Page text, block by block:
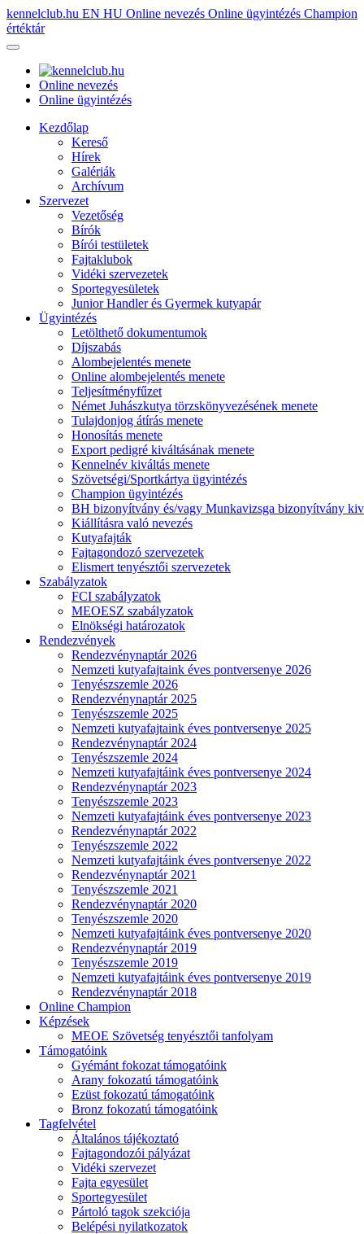
kennelclub.hu EN HU Online nevezés Online ügyintézés Champion
értéktár
Online nevezés
Online ügyintézés
Kezdőlap
Kereső
Hírek
Galériák
Archívum
Szervezet
Vezetőség
Bírók
Bírói testületek
Fajtaklubok
Vidéki szervezetek
Sportegyesületek
Junior Handler és Gyermek kutyapár
Ügyintézés
Letölthető dokumentumok
Díjszabás
Alombejelentés menete
Online alombejelentés menete
Teljesítményfűzet
Német Juhászkutya törzskönyvezésének menete
Tulajdonjog átírás menete
Honosítás menete
Export pedigré kiváltásának menete
Kennelnév kiváltás menete
Szövetségi/Sportkártya ügyintézés
Champion ügyintézés
BH bizonyítvány és/vagy Munkavizsga bizonyítvány
Kiállításra való nevezés
Kutyafajták
Fajtagondozó szervezetek
Elismert tenyésztői szervezetek
Szabályzatok
FCI szabályzatok
MEOESZ szabályzatok
Elnökségi határozatok
Rendezvények
Rendezvénynaptár 2026
Nemzeti kutyafajtaink éves pontversenye 2026
Tenyészszemle 2026
Rendezvénynaptár 2025
Tenyészszemle 2025
Nemzeti kutyafajtaink éves pontversenye 2025
Rendezvénynaptár 2024
Tenyészszemle 2024
Nemzeti kutyafajtáink éves pontversenye 2024
Rendezvénynaptár 2023
Tenyészszemle 2023
Nemzeti kutyafajtáink éves pontversenye 2023
Rendezvénynaptár 2022
Tenyészszemle 2022
Nemzeti kutyafajtáink éves pontversenye 2022
Rendezvénynaptár 2021
Tenyészszemle 2021
Rendezvénynaptár 2020
Tenyészszemle 2020
Nemzeti kutyafajtáink éves pontversenye 2020
Rendezvénynaptár 2019
Tenyészszemle 2019
Nemzeti kutyafajtáink éves pontversenye 2019
Rendezvénynaptár 2018
Online Champion
Képzések
MEOE Szövetség tenyésztői tanfolyam
Támogatóink
Gyémánt fokozat támogatóink
Arany fokozatú támogatóink
Ezüst fokozatú támogatóink
Bronz fokozatú támogatóink
Tagfelvétel
Általános tájékoztató
Fajtagondozói pályázat
Vidéki szervezet
Fajta egyesület
Sportegyesület
Pártoló tagok szekciója
Belépési nyilatkozatok